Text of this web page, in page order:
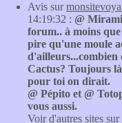
Avis sur
14:19:32 : @
forum.. à moins que
pire qu'une moule
d'ailleurs...combien
Cactus? Toujours
pour toi on dirait.
@ Pépito et @
vous aussi.
Voir d'autres sites sur